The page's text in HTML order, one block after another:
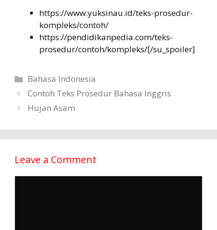
https://www.yuksinau.id/teks-prosedur-
kompleks/contoh/
https://pendidikanpedia.com/teks-
prosedur/contoh/kompleks/[/su_spoiler]
Categories
Bahasa Indonesia
Contoh Teks Prosedur Bahasa Inggris
Hujan Asam
Leave a Comment